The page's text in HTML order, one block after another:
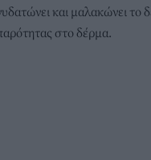
και μαλακώνει το
στο δέρμα.